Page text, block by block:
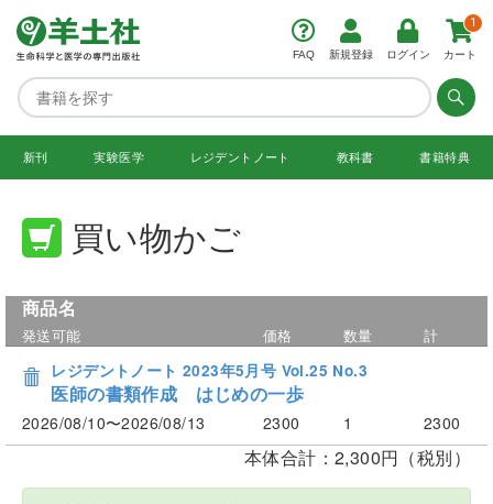
FAQ 新規登録 ログイン カート
1
新刊 実験医学 レジデント ノート 教科書 書籍特典
買い物かご
商品名
発送可能 価格 数量
計
レジデントノート 2023年5月号 Vol.25 No.3
医師の書類作成 はじめの一歩
2026/08/10〜2026/08/13 2300 1 2300
本体合計：2,300円（税別）